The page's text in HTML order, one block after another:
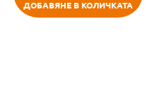
ДОБАВЯНЕ В КОЛИЧКАТА